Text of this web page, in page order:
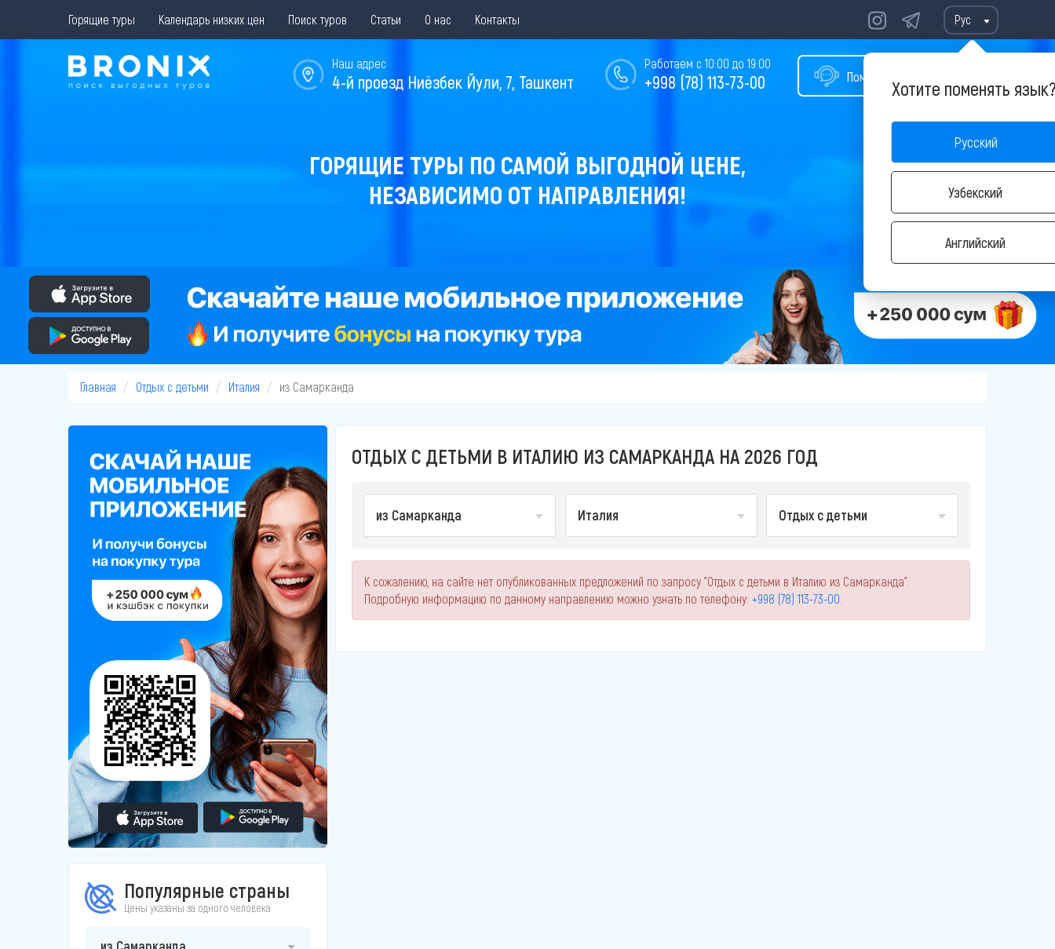
Горящие туры Календарь низких цен Поиск туров Статьи О нас Контакты Рус
Хотите поменять
Русский
Узбекский
Английский
Помощь в подборе тура
Работаем с 10:00 до 19:00
+998 (78) 113-73-00
Наш адрес
4-й проезд Ниёзбек Йули, 7, Ташкент
ГОРЯЩИЕ ТУРЫ ПО САМОЙ ВЫГОДНОЙ ЦЕНЕ,
НЕЗАВИСИМО ОТ НАПРАВЛЕНИЯ!
Главная Отдых с детьми Италия из Самарканда
Популярные страны
Цены указаны за одного человека
ОТДЫХ С ДЕТЬМИ В ИТАЛИЮ ИЗ САМАРКАНДА НА 2026 ГОД
из Самарканда Италия Отдых с детьми
К сожалению, на сайте нет опубликованных предложений по запросу "Отдых с детьми в Италию из Самарканда".
Подробную информацию по данному направлению можно узнать по телефону: +998 (78) 113-73-00